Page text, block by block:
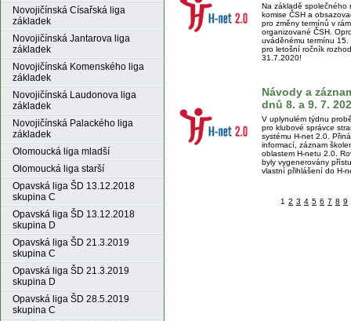
Novojičínská Císařská liga
základek
Novojičínská Jantarova liga
základek
Novojičínská Komenského liga
základek
Novojičínská Laudonova liga
základek
Novojičínská Palackého liga
základek
Olomoucká liga mladší
Olomoucká liga starší
Opavská liga ŠD 13.12.2018
skupina C
Opavská liga ŠD 13.12.2018
skupina D
Opavská liga ŠD 21.3.2019
skupina C
Opavská liga ŠD 21.3.2019
skupina D
Opavská liga ŠD 28.5.2019
skupina C
Na základě společného
komise ČSH a
pro změny termínů v
organizované ČSH.
uváděnému termínu
pro letošní ročník
31.7.2020!
Návody a
dnů 8. a 9. 7.
V uplynulém týdnu
pro klubové správce
systému H-net 2.0.
informací, záznam
oblastem H-netu 2.0.
byly vygenerovány
vlastní přihlášení do H-
1 2 3 4 5 6 7 8 9